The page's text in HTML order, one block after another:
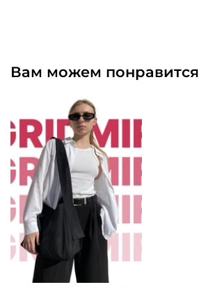
Вам можем понравится